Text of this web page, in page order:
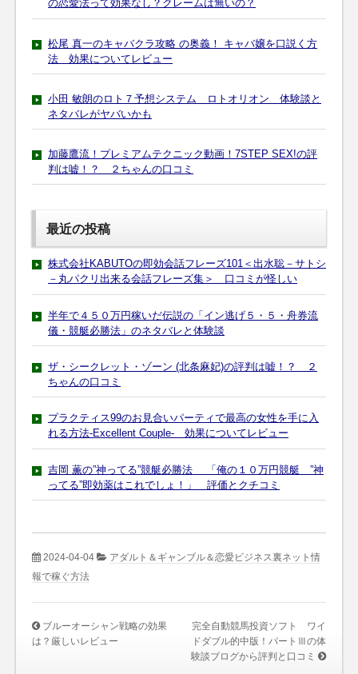
の恋愛法って効果なし？クレームは無いの？
松尾 真一のキャバクラ攻略 の奥義！ キャバ嬢を口説く方
法 効果についてレビュー
小田 敏朗のロト７予想システム ロトオリオン 体験談と
ネタバレがヤバいかも
加藤鷹流！プレミアムテクニック動画！7STEP SEX!の評
判は嘘！？ ２ちゃんの口コミ
最近の投稿
株式会社KABUTOの即効会話フレーズ101＜出水聡－サトシ
－丸パクリ出来る会話フレーズ集＞ 口コミが怪しい
半年で４５０万円稼いだ伝説の「イン逃げ５・５・舟券流
儀・競艇必勝法」のネタバレと体験談
ザ・シークレット・ゾーン (北条麻妃)の評判は嘘！？ ２
ちゃんの口コミ
プラクティス99のお見合いパーティで最高の女性を手に入
れる方法-Excellent Couple- 効果についてレビュー
吉岡 薫の”神ってる”競艇必勝法 「俺の１０万円競艇 ”神
ってる”即効薬はこれでしょ！」 評価とクチコミ
2024-04-04
アダルト＆ギャンブル＆恋愛ビジネス裏ネット情
報で稼ぐ方法
ブルーオーシャン戦略の効果
は？厳しいレビュー
完全自動競馬投資ソフト ワイ
ドダブル的中版！パートⅢの体
験談ブログから評判と口コミ